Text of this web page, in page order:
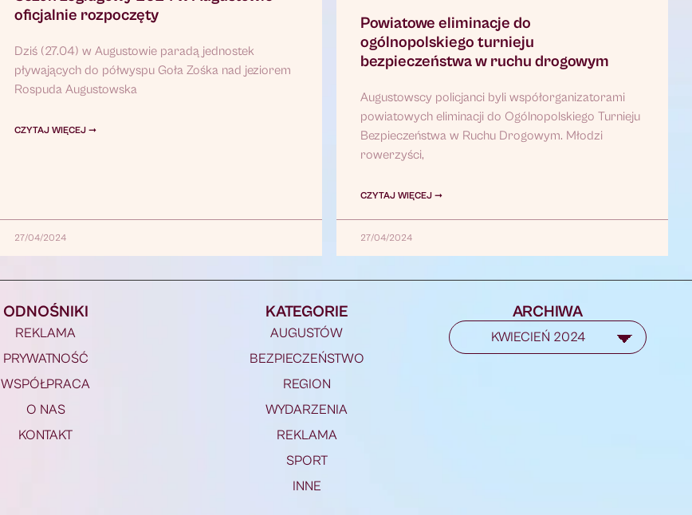
oficjalnie rozpoczęty
Dziś (27.04) w Augustowie paradą jednostek
pływających do półwyspu Goła Zośka nad jeziorem
Rospuda Augustowska
CZYTAJ WIĘCEJ ➞
27/04/2024
Powiatowe eliminacje do
ogólnopolskiego turnieju
bezpieczeństwa w ruchu drogowym
Augustowscy policjanci byli współorganizatorami
powiatowych eliminacji do Ogólnopolskiego Turnieju
Bezpieczeństwa w Ruchu Drogowym. Młodzi
rowerzyści,
CZYTAJ WIĘCEJ ➞
27/04/2024
ODNOŚNIKI
REKLAMA
PRYWATNOŚĆ
WSPÓŁPRACA
O NAS
KONTAKT
KATEGORIE
AUGUSTÓW
BEZPIECZEŃSTWO
REGION
WYDARZENIA
REKLAMA
SPORT
INNE
ARCHIWA